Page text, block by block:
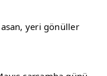
yeri gönüller